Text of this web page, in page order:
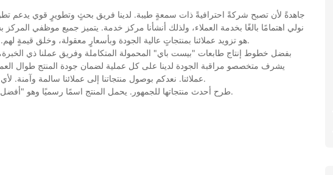
نولي اهتمامًا بالغًا بخدمة العملاء، ولذلك أنشأنا مركز خدمة. يتميز جميع موظفي
هو تزويد عملائنا بمنتجاتٍ عالية الجودة وبأسعارٍ معقولة، وخلق قيمةٍ لهم. نتطلع إلى التعاون مع عملائنا في جميع أنحاء العالم. تواصلوا معنا لمزيدٍ من التفاصيل.
بفضل خطوط إنتاج طابعات "بيست باي" المحمولة المتكاملة وفريق عملنا ذي
يشرف متخصصو مراقبة الجودة لدينا على كل عملية لضمان جودة المنتج طوال
عملائنا. نعدكم بوصول منتجاتنا إلى عملائنا سالمة وآمنة. لأي استفسار أو معرفة المزيد عن طابعات "بيست باي" المحمولة، تواصلوا معنا مباشرةً.
اليوم هو يوم مميز، حيث تعتزم شركة HOIN طرح أحدث منتجاتها للجمهور. يحمل المنتج اسمًا رسميًا وهو "أفضل طابعة محمولة"، ويُقدم بسعر تنافسي.